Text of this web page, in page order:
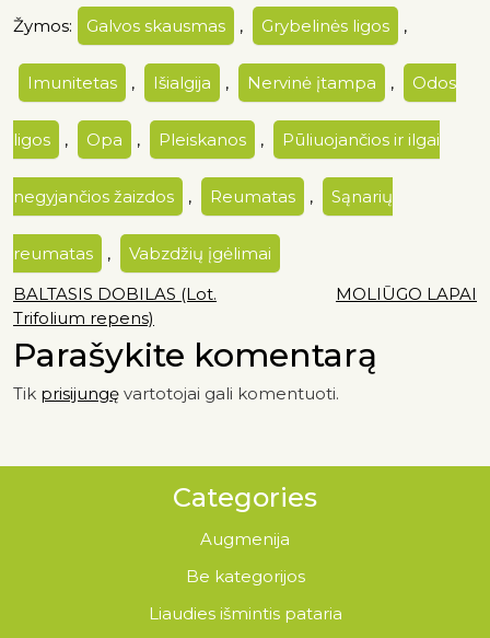
Žymos: Galvos skausmas , Grybelinės ligos ,
Imunitetas , Išialgija , Nervinė įtampa , Odos
ligos , Opa , Pleiskanos , Pūliuojančios ir ilgai
negyjančios žaizdos , Reumatas , Sąnarių
reumatas ,
Vabzdžių įgėlimai
BALTASIS DOBILAS (Lot.
Trifolium repens)
MOLIŪGO LAPAI
Parašykite komentarą
Tik prisijungę vartotojai gali komentuoti.
Categories
Augmenija
Be kategorijos
Liaudies išmintis pataria